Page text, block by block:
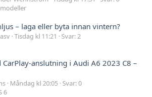
– laga eller byta innan vintern?
Tisdag kl 11:21
Svar: 2
anslutning i Audi A6 2023 C8 –
Måndag kl 20:05 Svar: 0
6